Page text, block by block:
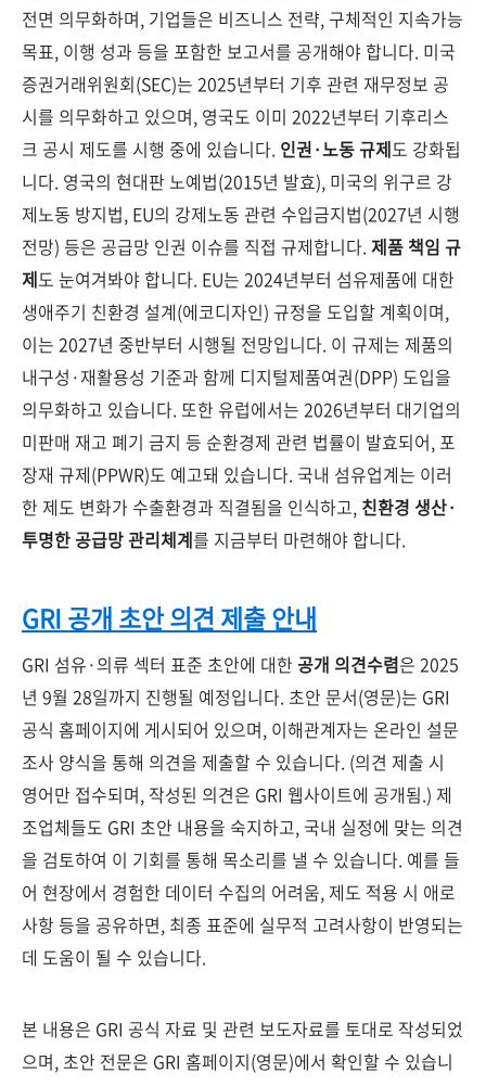
전면 의무화하며, 기업들은 비즈니스 전략, 구체적인 지속가능
목표, 이행 성과 등을 포함한 보고서를 공개해야 합니다. 미국
증권거래위원회(SEC)는 2025년부터 기후 관련 재무정보 공
시를 의무화하고 있으며, 영국도 이미 2022년부터 기후리스
크 공시 제도를 시행 중에 있습니다. 인권·노동 규제도 강화됩
니다. 영국의 현대판 노예법(2015년 발효), 미국의 위구르 강
제노동 방지법, EU의 강제노동 관련 수입금지법(2027년 시행
전망) 등은 공급망 인권 이슈를 직접 규제합니다. 제품 책임 규
제도 눈여겨봐야 합니다. EU는 2024년부터 섬유제품에 대한
생애주기 친환경 설계(에코디자인) 규정을 도입할 계획이며,
이는 2027년 중반부터 시행될 전망입니다. 이 규제는 제품의
내구성·재활용성 기준과 함께 디지털제품여권(DPP) 도입을
의무화하고 있습니다. 또한 유럽에서는 2026년부터 대기업의
미판매 재고 폐기 금지 등 순환경제 관련 법률이 발효되어, 포
장재 규제(PPWR)도 예고돼 있습니다. 국내 섬유업계는 이러
한 제도 변화가 수출환경과 직결됨을 인식하고, 친환경 생산·
투명한 공급망 관리체계를 지금부터 마련해야 합니다.
GRI 공개 초안 의견 제출 안내
GRI 섬유·의류 섹터 표준 초안에 대한 공개 의견수렴은 2025
년 9월 28일까지 진행될 예정입니다. 초안 문서(영문)는 GRI
공식 홈페이지에 게시되어 있으며, 이해관계자는 온라인 설문
조사 양식을 통해 의견을 제출할 수 있습니다. (의견 제출 시
영어만 접수되며, 작성된 의견은 GRI 웹사이트에 공개됨.) 제
조업체들도 GRI 초안 내용을 숙지하고, 국내 실정에 맞는 의견
을 검토하여 이 기회를 통해 목소리를 낼 수 있습니다. 예를 들
어 현장에서 경험한 데이터 수집의 어려움, 제도 적용 시 애로
사항 등을 공유하면, 최종 표준에 실무적 고려사항이 반영되는
데 도움이 될 수 있습니다.
본 내용은 GRI 공식 자료 및 관련 보도자료를 토대로 작성되었
으며, 초안 전문은 GRI 홈페이지(영문)에서 확인할 수 있습니